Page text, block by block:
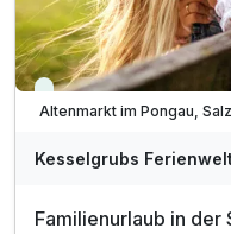
Viele Termine frei
Kesselgrubs
Familienurlaub in